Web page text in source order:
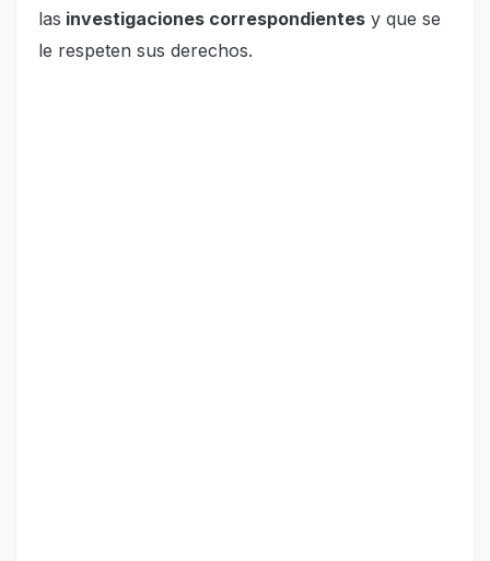
las investigaciones correspondientes y que se
le respeten sus derechos.